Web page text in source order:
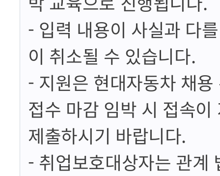
- 입력 내용이 사실과 다
이 취소될 수 있습니다.
- 지원은 현대자동차 채
접수 마감 임박 시 접속
제출하시기 바랍니다.
- 취업보호대상자는 관계